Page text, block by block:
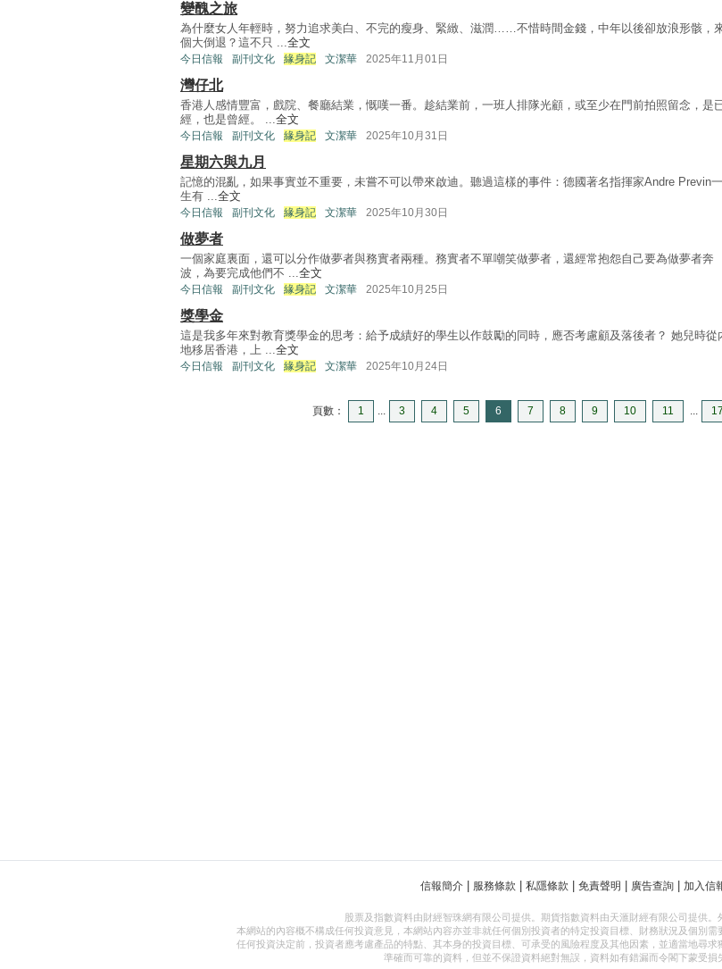
變醜之旅
為什麼女人年輕時，努力追求美白、不完的瘦身、緊緻、滋潤……不惜時間金錢，中年以後卻放浪形骸，
個大倒退？這不只 ...全文
今日信報 副刊文化 緣身記 文潔華 2025年11月01日
灣仔北
香港人感情豐富，戲院、餐廳結業，慨嘆一番。趁結業前，一班人排隊光顧，或至少在門前拍照留念，是
經，也是曾經。 ...全文
今日信報 副刊文化 緣身記 文潔華 2025年10月31日
星期六與九月
記憶的混亂，如果事實並不重要，未嘗不可以帶來啟迪。聽過這樣的事件：德國著名指揮家Andre Previn一
生有 ...全文
今日信報 副刊文化 緣身記 文潔華 2025年10月30日
做夢者
一個家庭裏面，還可以分作做夢者與務實者兩種。務實者不單嘲笑做夢者，還經常抱怨自己要為做夢者奔
波，為要完成他們不 ...全文
今日信報 副刊文化 緣身記 文潔華 2025年10月25日
獎學金
這是我多年來對教育獎學金的思考：給予成績好的學生以作鼓勵的同時，應否考慮顧及落後者？ 她兒時從
地移居香港，上 ...全文
今日信報 副刊文化 緣身記 文潔華 2025年10月24日
頁數： 1 ... 3 4 5 6 7 8 9 10 11 ... 17
信報簡介 服務條款 私隱條款 免責聲明 廣告查詢 加入信
股票及指數資料由財經智珠網有限公司提供。期貨指數資料由天滙財經有限公司提供。
本網站的內容概不構成任何投資意見，本網站內容亦並非就任何個別投資者的特定投資目標、財務狀況及個別
任何投資決定前，投資者應考慮產品的特點、其本身的投資目標、可承受的風險程度及其他因素，並適當地尋
準確而可靠的資料，但並不保證資料絕對無誤，資料如有錯漏而令閣下蒙受損